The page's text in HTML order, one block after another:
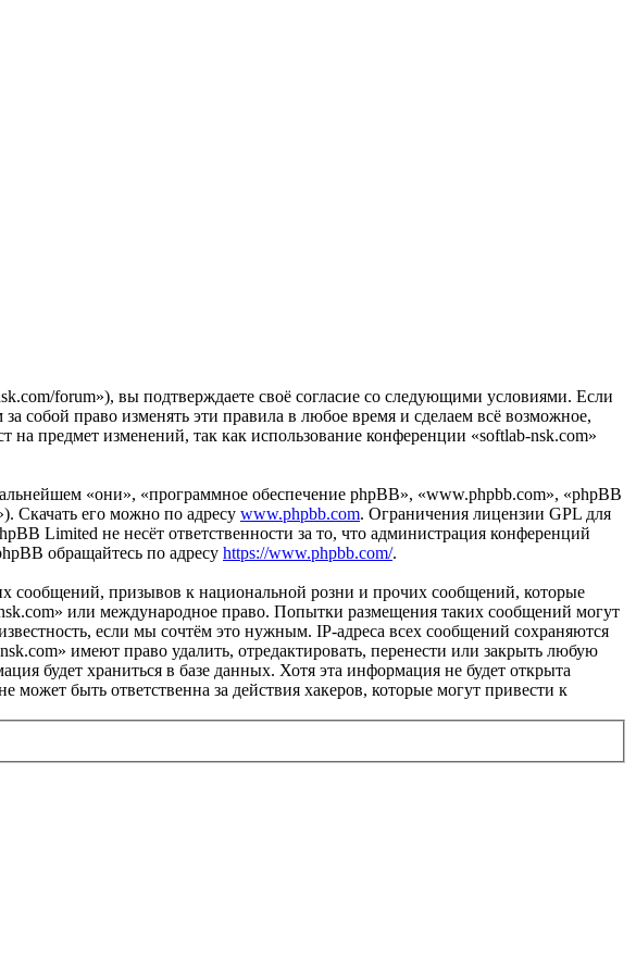
forum»), вы подтверждаете своё согласие со следующими условиями. Если
собой право изменять эти правила в любое время и сделаем всё возможное,
предмет изменений, так как использование конференции «softlab-nsk.com»
«они», «программное обеспечение phpBB», «www.phpbb.com», «phpBB
Скачать его можно по адресу www.phpbb.com. Ограничения лицензии GPL для
Limited не несёт ответственности за то, что администрация конференций
обращайтесь по адресу https://www.phpbb.com/.
сообщений, призывов к национальной розни и прочих сообщений, которые
или международное право. Попытки размещения таких сообщений могут
если мы сочтём это нужным. IP-адреса всех сообщений сохраняются
имеют право удалить, отредактировать, перенести или закрыть любую
будет храниться в базе данных. Хотя эта информация не будет открыта
быть ответственна за действия хакеров, которые могут привести к